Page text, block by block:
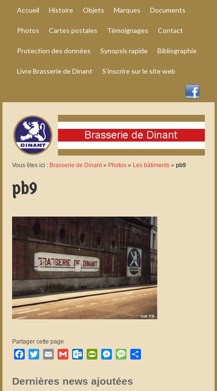
Accueil Histoire Objets Marques Documents
Photos Cartes postales Témoignages Contact
Protection des données Synopsis rapide Bibliographie
Livre Brasserie de Dinant S’inscrire sur le site web
Vous êtes ici : Brasserie de Dinant» Photos » Les bâtiments » pb9
pb9
Partager cette page
Facebook
TwitterEmail GmailOutlook.com
PrintFriendly
Messenger
Message
Dernières news ajoutées